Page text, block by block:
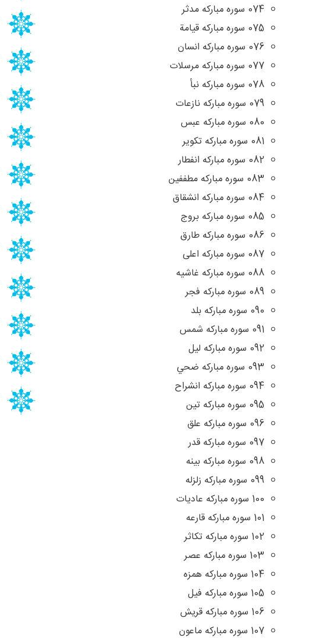
074 سوره مبارکه مدثر
075 سوره مبارکه قیامة
076 سوره مبارکه انسان
077 سوره مبارکه مرسلات
078 سوره مبارکه نبأ
079 سوره مبارکه نازعات
080 سوره مبارکه عبس
081 سوره مبارکه تکویر
082 سوره مبارکه انفطار
083 سوره مبارکه مطففین
084 سوره مبارکه انشقاق
085 سوره مبارکه بروج
086 سوره مبارکه طارق
087 سوره مبارکه اعلی
088 سوره مبارکه غاشیه
089 سوره مبارکه فجر
090 سوره مبارکه بلد
091 سوره مبارکه شمس
092 سوره مباركه ليل
093 سوره مباركه ضحي
094 سوره مباركه انشراح
095 سوره مباركه تين
096 سوره مباركه علق
097 سوره مباركه قدر
098 سوره مبارکه بینه
099 سوره مباركه زلزله
100 سوره مباركه عاديات
101 سوره مباركه قارعه
102 سوره مباركه تكاثر
103 سوره مباركه عصر
104 سوره مباركه همزه
105 سوره مباركه فيل
106 سوره مباركه قريش
107 سوره مباركه ماعون